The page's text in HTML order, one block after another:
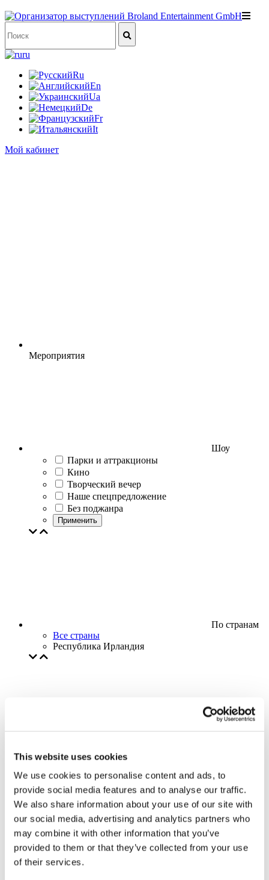
This website uses cookies
We use cookies to personalise content and ads, to
provide social media features and to analyse our traffic.
We also share information about your use of our site with
our social media, advertising and analytics partners who
may combine it with other information that you’ve
provided to them or that they’ve collected from your use
of their services.
ru
Ru
En
Ua
De
Fr
It
Мой кабинет
Мероприятия
Шоу
Парки и аттракционы
Кино
Творческий вечер
Наше спецпредложение
Без поджанра
Применить
По странам
Все страны
Республика Ирландия